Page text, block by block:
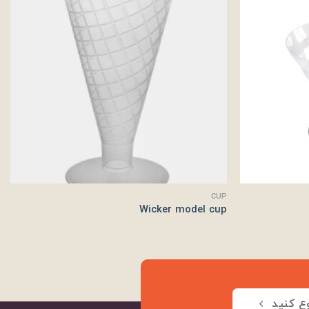
CUP
Wicker model cup
کنید